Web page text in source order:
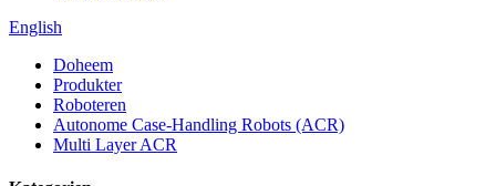
English
Doheem
Produkter
Roboteren
Autonome Case-Handling Robots (ACR)
Multi Layer ACR